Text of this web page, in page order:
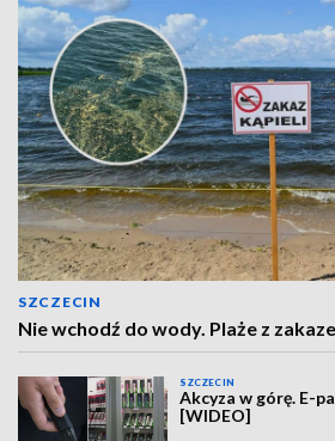
SZCZECIN
Nie wchodź do wody. Plaże z
SZCZECIN
Akcyza w górę. E-
[WIDEO]